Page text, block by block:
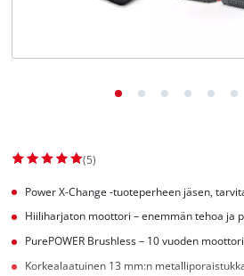
(5)
Power X-Change -tuoteperheen jäsen,
Hiiliharjaton moottori – enemmän tehoa ja
PurePOWER Brushless – 10 vuoden
Korkealaatuinen 13 mm:n